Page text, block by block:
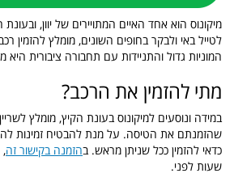
מיקונוס הוא אחד האיים המתויירים של יוון,
לטייל באי ולבקר בחופים השונים, מומלץ להזמין
המוניות גדול והתניידות עם תחבורה ציבורית היא
מתי להזמין את הרכב?
במידה ונוסעים למיקונוס בעונת הקיץ, מומלץ
שהזמנתם את הטיסה. על מנת להבטיח זמינות
כדאי להזמין ככל שניתן מראש. בהזמנה בקישור זה
שעות לפני.